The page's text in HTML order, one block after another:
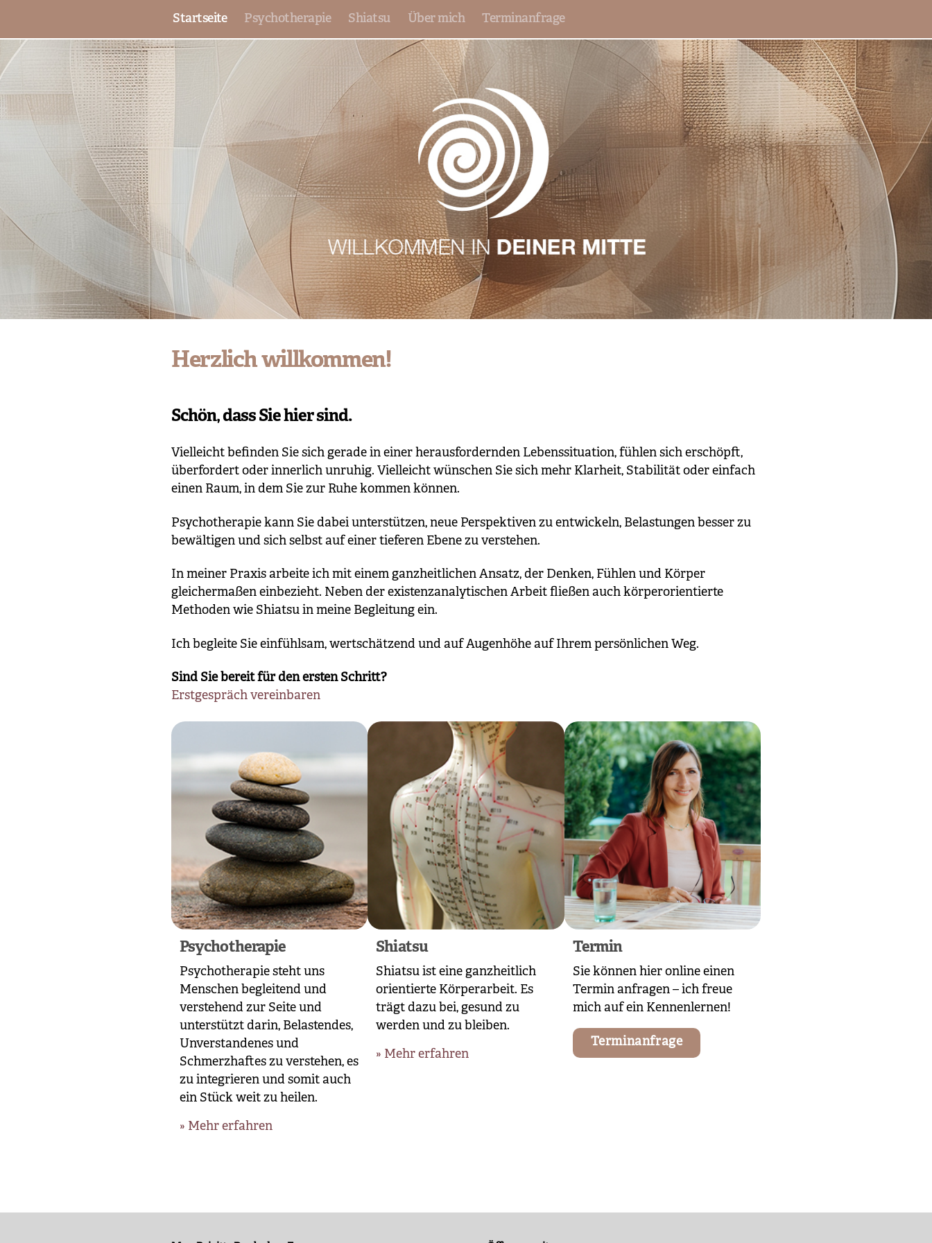
Startseite Psychotherapie Shiatsu Über mich Terminanfrage
Herzlich willkommen!
Schön, dass Sie hier sind.
Vielleicht befinden Sie sich gerade in einer herausfordernden Lebenssituation, fühlen sich erschöpft,
überfordert oder innerlich unruhig. Vielleicht wünschen Sie sich mehr Klarheit, Stabilität oder einfach
einen Raum, in dem Sie zur Ruhe kommen können.
Psychotherapie kann Sie dabei unterstützen, neue Perspektiven zu entwickeln, Belastungen besser zu
bewältigen und sich selbst auf einer tieferen Ebene zu verstehen.
In meiner Praxis arbeite ich mit einem ganzheitlichen Ansatz, der Denken, Fühlen und Körper
gleichermaßen einbezieht. Neben der existenzanalytischen Arbeit fließen auch körperorientierte
Methoden wie Shiatsu in meine Begleitung ein.
Ich begleite Sie einfühlsam, wertschätzend und auf Augenhöhe auf Ihrem persönlichen Weg.
Sind Sie bereit für den ersten Schritt?
Erstgespräch vereinbaren
Psychotherapie
Psychotherapie steht uns
Menschen begleitend und
verstehend zur Seite und
unterstützt darin, Belastendes,
Unverstandenes und
Schmerzhaftes zu verstehen, es
zu integrieren und somit auch
ein Stück weit zu heilen.
Mehr erfahren
Shiatsu
Shiatsuist eine ganzheitlich
orientierte Körperarbeit. Es
trägt dazu bei, gesund zu
werden und zu bleiben.
Mehr erfahren
Termin
Sie können hier online einen
Termin anfragen – ich freue
mich auf ein Kennenlernen!
Terminanfrage